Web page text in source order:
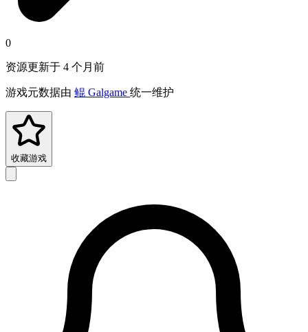
0
资源更新于 4 个月前
游戏元数据由 鲲 Galgame 统一维护
收藏游戏